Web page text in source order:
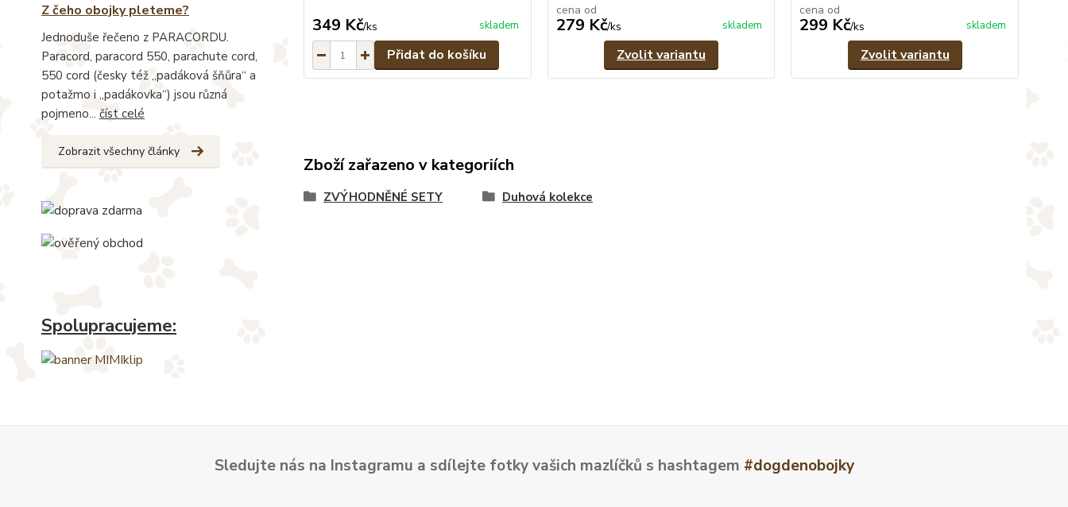
Z čeho obojky pleteme?
Jednoduše řečeno z PARACORDU.
Paracord, paracord 550, parachute cord,
550 cord (česky též „padáková šňůra“ a
potažmo i „padákovka“) jsou různá
pojmeno... číst celé
Zobrazit všechny články
Spolupracujeme:
349 Kč/ks skladem
Přidat do košíku
cena od
279 Kč/ks skladem
Zvolit variantu
cena od
299 Kč/ks skladem
Zvolit variantu
Zboží zařazeno v kategoriích
ZVÝHODNĚNÉ SETY Duhová kolekce
Sledujte nás na Instagramu a sdílejte fotky vašich mazlíčků s hashtagem #dogdenobojky